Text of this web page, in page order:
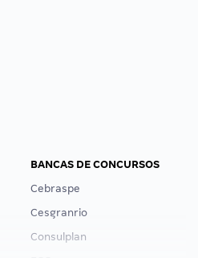
BANCAS DE CONCURSOS
Cebraspe
Cesgranrio
Consulplan